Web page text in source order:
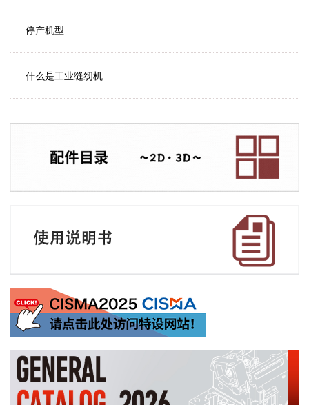
停产机型
什么是工业缝纫机